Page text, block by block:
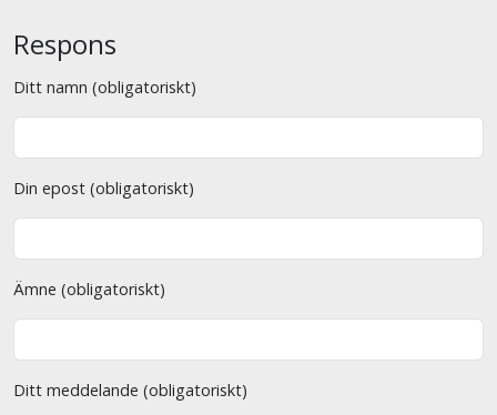
Respons
Ditt namn (obligatoriskt)
Din epost (obligatoriskt)
Ämne (obligatoriskt)
Ditt meddelande (obligatoriskt)